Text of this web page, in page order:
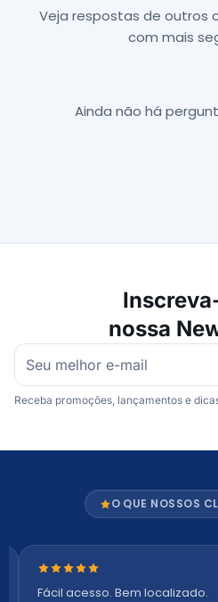
Veja respostas de outros
com mais
Ainda não há
nossa
Receba promoções, lançamentos e
O QUE NOSSOS
Nota 5 de 5 estrelas
Fácil acesso. Bem localizado.